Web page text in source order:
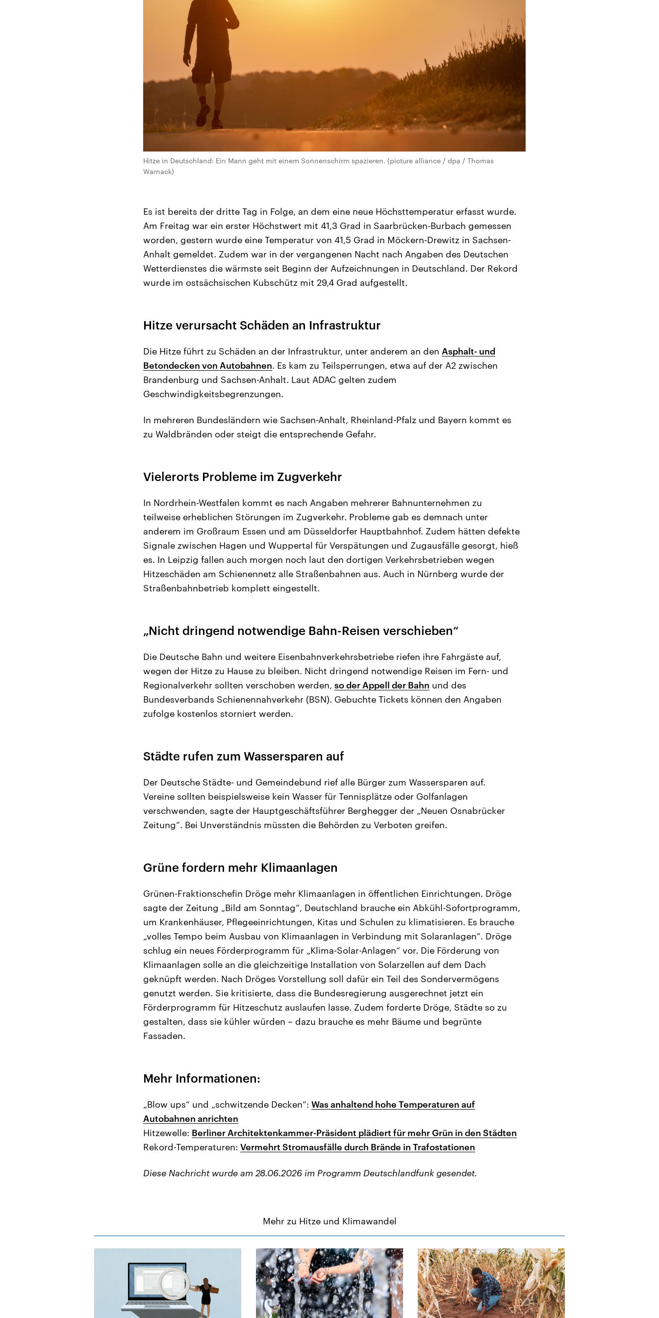
Hitze in Deutschland: Ein Mann geht mit einem Sonnenschirm spazieren. (picture alliance / dpa / Thomas
Warnack)
Es ist bereits der dritte Tag in Folge, an dem eine neue Höchsttemperatur erfasst wurde.
Am Freitag war ein erster Höchstwert mit 41,3 Grad in Saarbrücken-Burbach gemessen
worden, gestern wurde eine Temperatur von 41,5 Grad in Möckern-Drewitz in Sachsen-
Anhalt gemeldet. Zudem war in der vergangenen Nacht nach Angaben des Deutschen
Wetterdienstes die wärmste seit Beginn der Aufzeichnungen in Deutschland. Der Rekord
wurde im ostsächsischen Kubschütz mit 29,4 Grad aufgestellt.
Hitze verursacht Schäden an Infrastruktur
Die Hitze führt zu Schäden an der Infrastruktur, unter anderem an den Asphalt- und
Betondecken von Autobahnen. Es kam zu Teilsperrungen, etwa auf der A2 zwischen
Brandenburg und Sachsen-Anhalt. Laut ADAC gelten zudem
Geschwindigkeitsbegrenzungen.
In mehreren Bundesländern wie Sachsen-Anhalt, Rheinland-Pfalz und Bayern kommt es
zu Waldbränden oder steigt die entsprechende Gefahr.
Vielerorts Probleme im Zugverkehr
In Nordrhein-Westfalen kommt es nach Angaben mehrerer Bahnunternehmen zu
teilweise erheblichen Störungen im Zugverkehr. Probleme gab es demnach unter
anderem im Großraum Essen und am Düsseldorfer Hauptbahnhof. Zudem hätten defekte
Signale zwischen Hagen und Wuppertal für Verspätungen und Zugausfälle gesorgt, hieß
es. In Leipzig fallen auch morgen noch laut den dortigen Verkehrsbetrieben wegen
Hitzeschäden am Schienennetz alle Straßenbahnen aus. Auch in Nürnberg wurde der
Straßenbahnbetrieb komplett eingestellt.
„Nicht dringend notwendige Bahn-Reisen verschieben“
Die Deutsche Bahn und weitere Eisenbahnverkehrsbetriebe riefen ihre Fahrgäste auf,
wegen der Hitze zu Hause zu bleiben. Nicht dringend notwendige Reisen im Fern- und
Regionalverkehr sollten verschoben werden, so der Appell der Bahn und des
Bundesverbands Schienennahverkehr (BSN). Gebuchte Tickets können den Angaben
zufolge kostenlos storniert werden.
Städte rufen zum Wassersparen auf
Der Deutsche Städte- und Gemeindebund rief alle Bürger zum Wassersparen auf.
Vereine sollten beispielsweise kein Wasser für Tennisplätze oder Golfanlagen
verschwenden, sagte der Hauptgeschäftsführer Berghegger der „Neuen Osnabrücker
Zeitung“. Bei Unverständnis müssten die Behörden zu Verboten greifen.
Grüne fordern mehr Klimaanlagen
Grünen-Fraktionschefin Dröge mehr Klimaanlagen in öffentlichen Einrichtungen. Dröge
sagte der Zeitung „Bild am Sonntag“, Deutschland brauche ein Abkühl-Sofortprogramm,
um Krankenhäuser, Pflegeeinrichtungen, Kitas und Schulen zu klimatisieren. Es brauche
„volles Tempo beim Ausbau von Klimaanlagen in Verbindung mit Solaranlagen“. Dröge
schlug ein neues Förderprogramm für „Klima-Solar-Anlagen“ vor. Die Förderung von
Klimaanlagen solle an die gleichzeitige Installation von Solarzellen auf dem Dach
geknüpft werden. Nach Dröges Vorstellung soll dafür ein Teil des Sondervermögens
genutzt werden. Sie kritisierte, dass die Bundesregierung ausgerechnet jetzt ein
Förderprogramm für Hitzeschutz auslaufen lasse. Zudem forderte Dröge, Städte so zu
gestalten, dass sie kühler würden – dazu brauche es mehr Bäume und begrünte
Fassaden.
Mehr Informationen:
„Blow ups“ und „schwitzende Decken“: Was anhaltend hohe Temperaturen auf
Autobahnen anrichten
Hitzewelle: Berliner Architektenkammer-Präsident plädiert für mehr Grün in den Städten
Rekord-Temperaturen: Vermehrt Stromausfälle durch Brände in Trafostationen
Diese Nachricht wurde am 28.06.2026 im Programm Deutschlandfunk gesendet.
Mehr zu Hitze und Klimawandel